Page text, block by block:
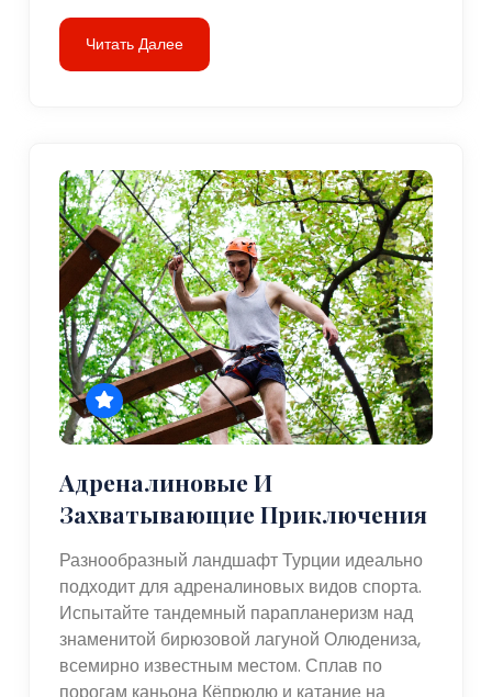
Читать Далее
Адреналиновые И
Захватывающие Приключения
Разнообразный ландшафт Турции идеально
подходит для адреналиновых видов спорта.
Испытайте тандемный парапланеризм над
знаменитой бирюзовой лагуной Олюдениза,
всемирно известным местом. Сплав по